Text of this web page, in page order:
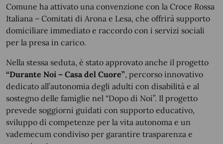
Comune ha attivato una convenzione con la Croce Rossa
Italiana – Comitati di Arona e Lesa, che offrirà supporto
domiciliare immediato e raccordo con i servizi sociali
per la presa in carico.
Nella stessa seduta, è stato approvato anche il progetto
“Durante Noi – Casa del Cuore”, percorso innovativo
dedicato all’autonomia degli adulti con disabilità e al
sostegno delle famiglie nel “Dopo di Noi”. Il progetto
prevede soggiorni guidati con supporto educativo,
sviluppo di competenze per la vita autonoma e un
vademecum condiviso per garantire trasparenza e